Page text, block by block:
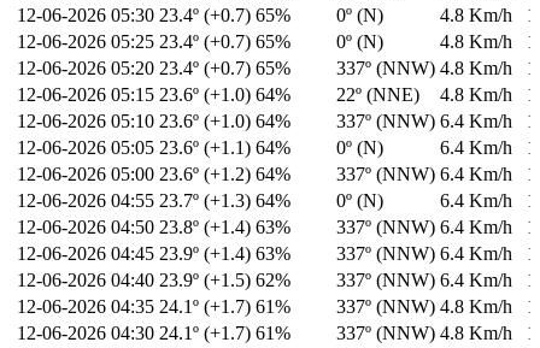
12-06-2026 05:30 23.4º (+0.7) 65% 0º (N) 4.8 Km/h
12-06-2026 05:25 23.4º (+0.7) 65% 0º (N) 4.8 Km/h
12-06-2026 05:20 23.4º (+0.7) 65% 337º (NNW) 4.8 Km/h
12-06-2026 05:15 23.6º (+1.0) 64% 22º (NNE) 4.8 Km/h
12-06-2026 05:10 23.6º (+1.0) 64% 337º (NNW) 6.4 Km/h
12-06-2026 05:05 23.6º (+1.1) 64% 0º (N) 6.4 Km/h
12-06-2026 05:00 23.6º (+1.2) 64% 337º (NNW) 6.4 Km/h
12-06-2026 04:55 23.7º (+1.3) 64% 0º (N) 6.4 Km/h
12-06-2026 04:50 23.8º (+1.4) 63% 337º (NNW) 6.4 Km/h
12-06-2026 04:45 23.9º (+1.4) 63% 337º (NNW) 6.4 Km/h
12-06-2026 04:40 23.9º (+1.5) 62% 337º (NNW) 6.4 Km/h
12-06-2026 04:35 24.1º (+1.7) 61% 337º (NNW) 4.8 Km/h
12-06-2026 04:30 24.1º (+1.7) 61% 337º (NNW) 4.8 Km/h